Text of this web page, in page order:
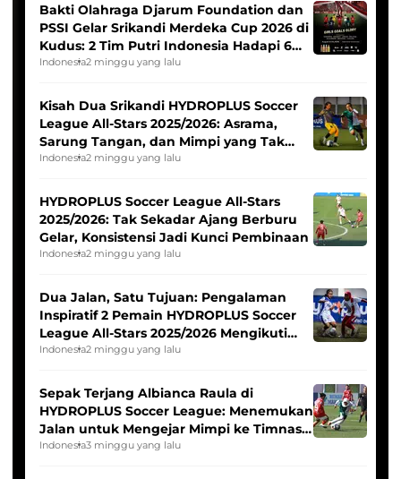
Bakti Olahraga Djarum Foundation dan
PSSI Gelar Srikandi Merdeka Cup 2026 di
Kudus: 2 Tim Putri Indonesia Hadapi 6
Tim Asia
Indonesia2 minggu yang lalu
Kisah Dua Srikandi HYDROPLUS Soccer
League All-Stars 2025/2026: Asrama,
Sarung Tangan, dan Mimpi yang Tak
Pernah Padam
Indonesia2 minggu yang lalu
HYDROPLUS Soccer League All-Stars
2025/2026: Tak Sekadar Ajang Berburu
Gelar, Konsistensi Jadi Kunci Pembinaan
Indonesia2 minggu yang lalu
Dua Jalan, Satu Tujuan: Pengalaman
Inspiratif 2 Pemain HYDROPLUS Soccer
League All-Stars 2025/2026 Mengikuti
Seleksi Timnas Indonesia Putri
Indonesia2 minggu yang lalu
Sepak Terjang Albianca Raula di
HYDROPLUS Soccer League: Menemukan
Jalan untuk Mengejar Mimpi ke Timnas
Indonesia Putri
Indonesia3 minggu yang lalu